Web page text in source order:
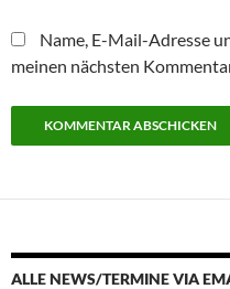
Name, E-Mail-Adresse
meinen nächsten
ALLE NEWS/TERMINE VIA